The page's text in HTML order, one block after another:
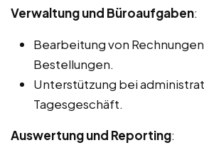
Verwaltung und Büroaufgaben:
Bearbeitung von
Bestellungen.
Unterstützung bei
Tagesgeschäft.
Auswertung und Reporting: